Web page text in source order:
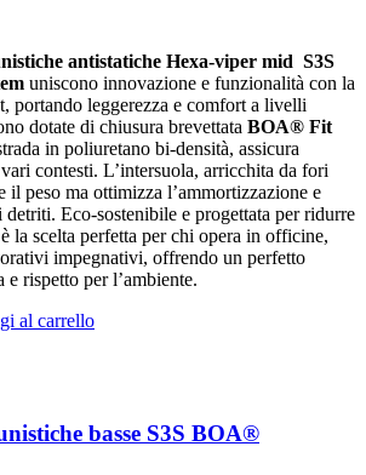
antistatiche Hexa-viper mid S3S
uniscono innovazione e funzionalità con la
portando leggerezza e comfort a livelli
dotate di chiusura brevettata BOA® Fit
in poliuretano bi-densità, assicura
contesti. L’intersuola, arricchita da fori
il peso ma ottimizza l’ammortizzazione e
Eco-sostenibile e progettata per ridurre
la scelta perfetta per chi opera in officine,
impegnativi, offrendo un perfetto
rispetto per l’ambiente.
al carrello
basse S3S BOA®